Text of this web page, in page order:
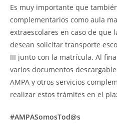
Es muy importante que
complementarios como aula
extraescolares en caso de que
desean solicitar transporte
III junto con la matrícula. Al
varios documentos
AMPA y otros servicios
realizar estos trámites en el
#AMPASomosTod@s